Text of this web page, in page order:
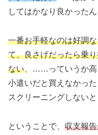
してはかなり良かった
一番お手軽なのは好調
て、良さげだったら乗
ない 、……っていうか高
小遣いだと買えなかっ
スクリーニングしない
ということで、 収支報